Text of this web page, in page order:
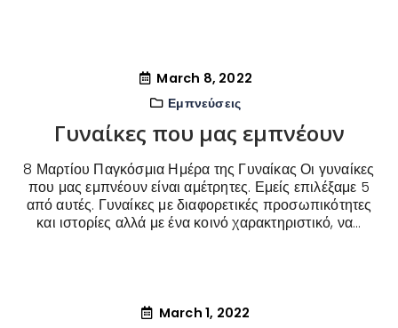
March 8, 2022
Εμπνεύσεις
Γυναίκες που μας εμπνέουν
8 Μαρτίου Παγκόσμια Ημέρα της Γυναίκας Οι γυναίκες
που μας εμπνέουν είναι αμέτρητες. Εμείς επιλέξαμε 5
από αυτές. Γυναίκες με διαφορετικές προσωπικότητες
και ιστορίες αλλά με ένα κοινό χαρακτηριστικό, να...
March 1, 2022